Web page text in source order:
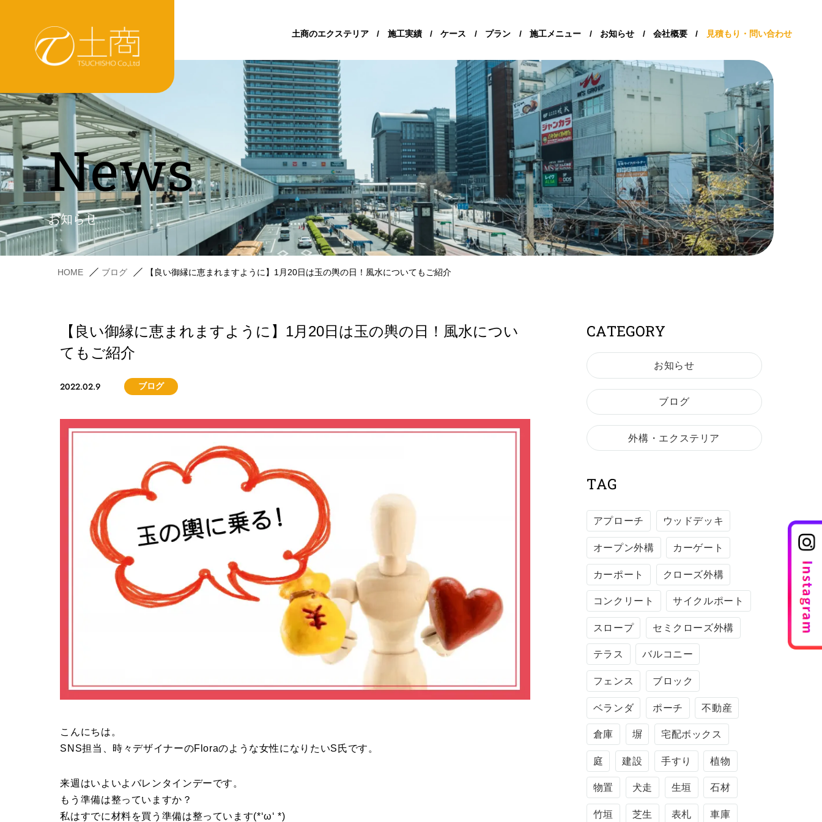
土商のエクステリア / 施工実績 / ケース / プラン / 施工メニュー / お知らせ / 会社概要 / 見積もり・問い合わせ
News
お知らせ
HOME ブログ 【良い御縁に恵まれますように】1月20日は玉の輿の日！風水についてもご紹介
【良い御縁に恵まれますように】1月20日は玉の輿の日！風水につい
てもご紹介
2022.02.9 ブログ
こんにちは。
SNS担当、時々デザイナーのFloraのような女性になりたいS氏です。
来週はいよいよバレンタインデーです。
もう準備は整っていますか？
私はすでに材料を買う準備は整っています(*‘ω‘ *)
CATEGORY
お知らせ
ブログ
外構・エクステリア
TAG
アプローチ ウッドデッキ
オープン外構 カーゲート
カーポート クローズ外構
コンクリート サイクルポート
スロープ セミクローズ外構
テラス バルコニー
フェンス ブロック
ベランダ ポーチ 不動産
倉庫 塀 宅配ボックス
庭 建設 手すり 植物
物置 犬走 生垣 石材
竹垣 芝生 表札 車庫